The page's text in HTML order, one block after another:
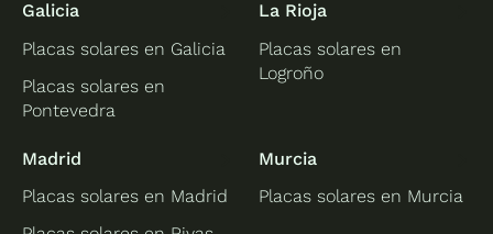
Galicia
Placas solares en Galicia
Placas solares en
Pontevedra
La Rioja
Placas solares en
Logroño
Madrid
Placas solares en Madrid
Murcia
Placas solares en Murcia